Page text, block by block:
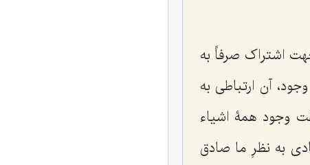
اشتراک صرفاً به
آن ارتباطى به
وجود همۀ اشیاء
به‌ نظرِ ما صادق